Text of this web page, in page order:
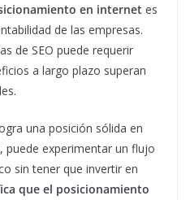
en internet es
de las empresas.
de SEO puede requerir
a largo plazo superan
una posición sólida en
puede experimentar un flujo
sin tener que invertir en
que el posicionamiento